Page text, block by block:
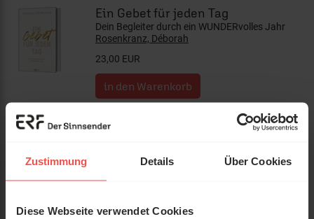
Zustimmung Details Über Cookies
Diese Webseite verwendet Cookies
Ein Gebet für jeden Tag
Dein Begleiter durch ein WUNDERvolles Jahr
Rosenkranz, Déborah
23,00 EUR
Wie du deinem Gewicht das Gewicht nimmst
und deinem Leben mehr Leben gibst.
Rosenkranz, Déborah